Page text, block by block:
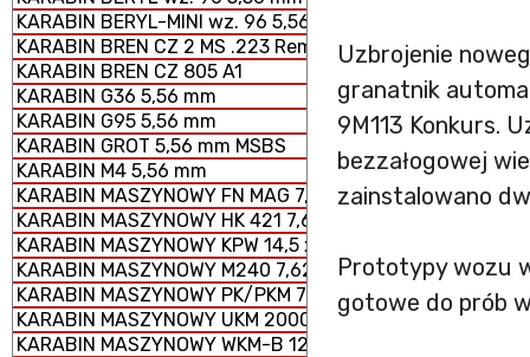
KARABIN BERYL-MINI wz. 96 5,56 mm SZTURMOWY
KARABIN BREN CZ 2 MS .223 Rem.
KARABIN BREN CZ 805 A1
KARABIN G36 5,56 mm
KARABIN G95 5,56 mm
KARABIN GROT 5,56 mm MSBS
KARABIN M4 5,56 mm
KARABIN MASZYNOWY FN MAG 7,62 × 51 mm
KARABIN MASZYNOWY HK 421 7,62 x 51 mm
KARABIN MASZYNOWY KPW 14,5 x 114 mm
KARABIN MASZYNOWY M240 7,62 × 51 mm
KARABIN MASZYNOWY PK/PKM 7,62 x 54 mm
KARABIN MASZYNOWY UKM 2000 P 7,62 x 51 mm
KARABIN MASZYNOWY WKM-B 12,7 x 99 mm
Uzbrojenie
granatnik
9M113 Konkurs.
bezzałogowej
zainstalowano
Prototypy wozu
gotowe do prób